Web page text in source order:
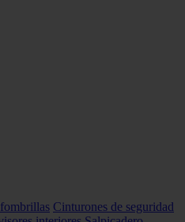
Cinturones de seguridad